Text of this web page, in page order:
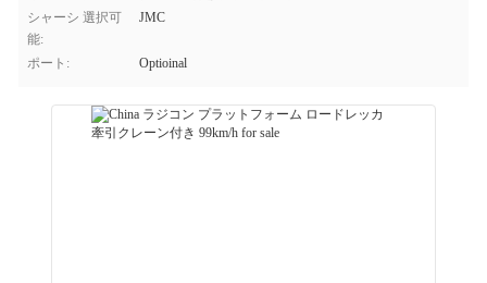
シャーシ 選択可
能:
JMC
ポート: Optioinal